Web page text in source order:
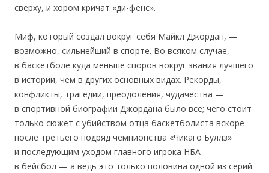
сверху, и хором кричат «ди-фенс».
Миф, который создал вокруг себя Майкл Джордан, —
возможно, сильнейший в спорте. Во всяком случае,
в баскетболе куда меньше споров вокруг звания лучшего
в истории, чем в других основных видах. Рекорды,
конфликты, трагедии, преодоления, чудачества —
в спортивной биографии Джордана было все; чего стоит
только сюжет с убийством отца баскетболиста вскоре
после третьего подряд чемпионства «Чикаго Буллз»
и последующим уходом главного игрока НБА
в бейсбол — а ведь это только половина одной из серий.